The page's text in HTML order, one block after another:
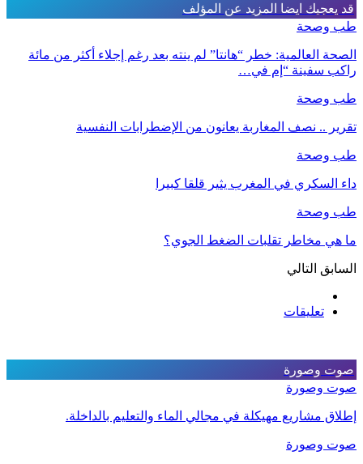
قد يعجبك ايضا المزيد عن المؤلف
طب وصحة
الصحة العالمية: خطر “هانتا” لم ينته بعد رغم إجلاء أكثر من مائة
راكب سفينة “إم في…
طب وصحة
تقرير .. نصف المغاربة يعانون من الإضطرابات النفسية
طب وصحة
داء السكري في المغرب يثير قلقا كبيرا
طب وصحة
ما هي مخاطر تقلبات الضغط الجوي؟
السابق التالي
تعليقات
صوت وصورة
صوت وصورة
إطلاق مشاريع مهيكلة في مجالي الماء والتعليم بالداخلة.
صوت وصورة